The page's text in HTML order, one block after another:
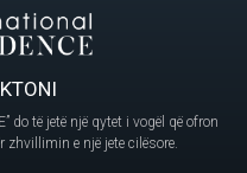
do të jetë një qytet i vogël që ofron
e një jete cilësore.